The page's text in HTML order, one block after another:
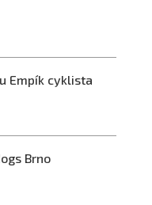
Empík cyklista
Brno